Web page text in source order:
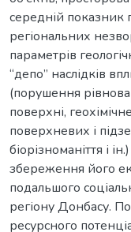
середній показник
регіональних
параметрів
“депо” наслідків
(порушення
поверхні,
поверхневих і
біорізноманіття і
збереження його
подальшого
регіону Донбасу.
ресурсного